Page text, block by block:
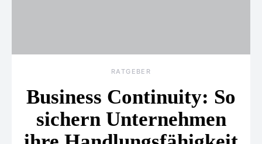
RATGEBER
Business Continuity: So
sichern Unternehmen